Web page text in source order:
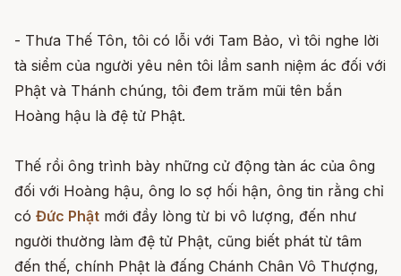
- Thưa Thế Tôn, tôi có lỗi với Tam Bảo, vì tôi nghe lời
tà siểm của người yêu nên tôi lầm sanh niệm ác đối với
Phật và Thánh chúng, tôi đem trăm mũi tên bắn
Hoàng hậu là đệ tử Phật.
Thế rồi ông trình bày những cử động tàn ác của ông
đối với Hoàng hậu, ông lo sợ hối hận, ông tin rằng chỉ
có Đức Phật mới đầy lòng từ bi vô lượng, đến như
người thường làm đệ tử Phật, cũng biết phát từ tâm
đến thế, chính Phật là đấng Chánh Chân Vô Thượng,